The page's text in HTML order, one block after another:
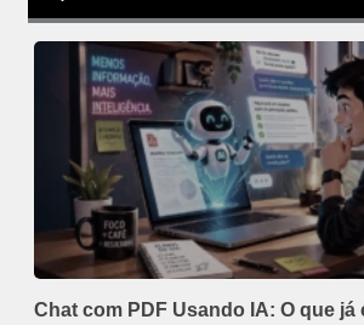
Chat com PDF Usando IA: O que já